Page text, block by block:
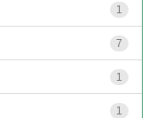
1
7
1
1